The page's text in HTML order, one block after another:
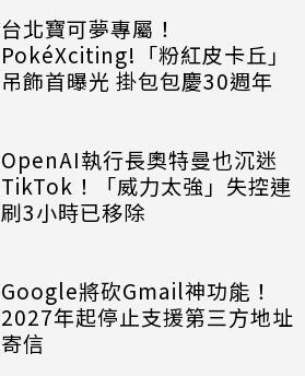
台北寶可夢專屬！
PokéXciting!「粉紅皮卡丘」
吊飾首曝光 掛包包慶30週年
OpenAI執行長奧特曼也沉迷
TikTok！「威力太強」失控連
刷3小時已移除
Google將砍Gmail神功能！
2027年起停止支援第三方地址
寄信